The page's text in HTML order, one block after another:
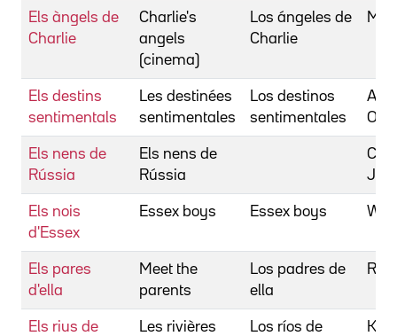
Els àngels de
Charlie
Charlie's
angels
(cinema)
Los ángeles de
Charlie
Els destins
sentimentals
Les destinées
sentimentales
Los destinos
sentimentales
Els nens de
Rússia
Els nens de
Rússia
Els nois
d'Essex
Essex boys Essex boys
Els pares
d'ella
Meet the
parents
Los padres de
ella
Els rius de
Les rivières
Los ríos de